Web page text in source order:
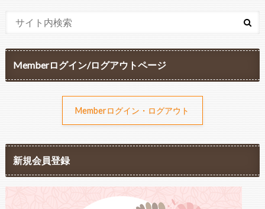
Memberログイン/ログアウトページ
Memberログイン・ログアウト
新規会員登録